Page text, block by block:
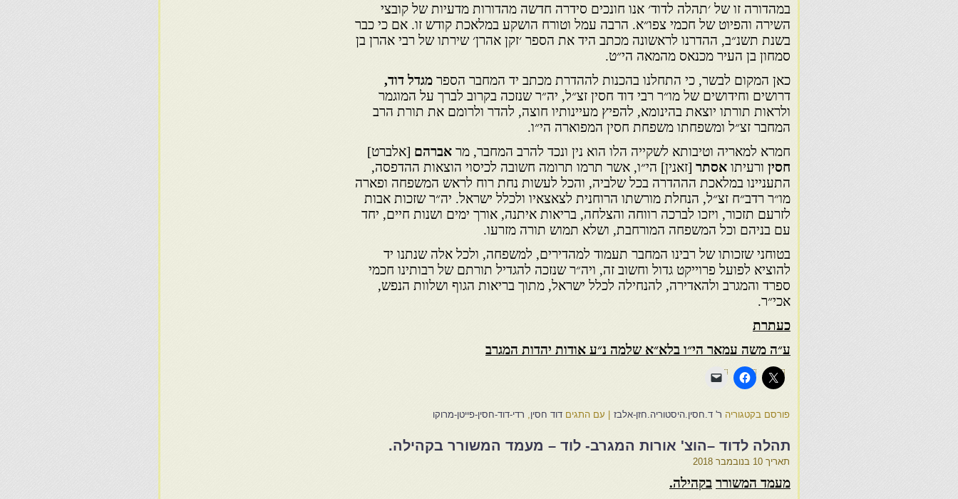
במהדורה זו של ׳תהלה לדוד׳ אנו חונכים סידרה חדשה מהדורות מדעיות של קובצי
השירה והפיוט של חכמי צפו״א. הרבה עמל וטורח הושקע במלאכת קודש זו. אם כי כבר
בשנת תשנ״ב, ההדרנו לראשונה מכתב היד את הספר ׳זקן אהרן׳ שירתו של רבי אהרן בן
סמחון בן העיר מכנאס מהמאה הי״ט.
כאן המקום לבשר, כי התחלנו בהכנות לההדרת מכתב יד המחבר הספר מגדל דוד,
דרושים וחידושים של מו״ר רבי דוד חסין זצ״ל, יה״ר שנזכה בקרוב לברך על המוגמר
ולראות תורתו יוצאת בהינומא, להפיץ מעיינותיו חוצה, להדר ולרומם את תורת הרב
המחבר זצ״ל ומשפחתו משפחת חסין המפוארה הי״ו.
חמרא למאריה וטיבותא לשקייה הלו הוא נין ונכד להרב המחבר, מר אברהם [אלברט]
חסין ורעיתו אסתר [זאנין] הי״ו, אשר תרמו תרומה חשובה לכיסוי הוצאות ההדפסה,
התעניינו במלאכת הההדרה בכל שלביה, והכל לעשות נחת רוח לראש המשפחה ופארה
מו״ר רדב״ח זצ״ל, הנחלת מורשתו הרוחנית לצאצאיו ולכלל ישראל. יה״ר שזכות אבות
לזרעם תזכור, ויזכו לברכה רווחה והצלחה, בריאות איתנה, אורך ימים ושנות חיים, יחד
עם בניהם וכל המשפחה המורחבת, ושלא תמוש תורה מזרעו.
בטוחני שזכותו של רבינו המחבר תעמוד למהדירים, למשפחה, ולכל אלה שנתנו יד
להוציא לפועל פרוייקט גדול וחשוב זה, ויה״ר שנזכה להגדיל תורתם של רבותינו חכמי
ספרד והמגרב ולהאדירה, להנחילה לכלל ישראל, מתוך בריאות הגוף ושלוות הנפש,
אכי״ר.
כעתרת
ע״ה משה עמאר הי״ו בלא״א שלמה נ״ע אודות יהדות המגרב
פורסם בקטגוריה ר' ד.חסין.היסטוריה.חזן-אלבז עם התגים דוד חסין, רדי-דוד-חסין-פייטן-מרוקו
תהלה לדוד –הוצ' אורות המגרב- לוד – מעמד המשורר בקהילה.
תאריך 10 בנובמבר 2018
מעמד המשורר בקהילה.